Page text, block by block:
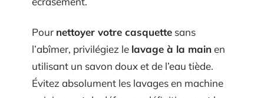
Pour nettoyer votre casquette sans
l’abîmer, privilégiez le lavage à la mainen
utilisant un savon doux et de l’eau tiède.
Évitez absolument les lavages en machine